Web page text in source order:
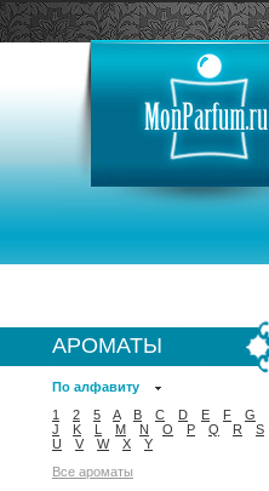
АРОМАТЫ
По алфавиту
1
2 5 A B C D E F G
J
K L M N O P Q R S
U
V W X
Y
Все ароматы